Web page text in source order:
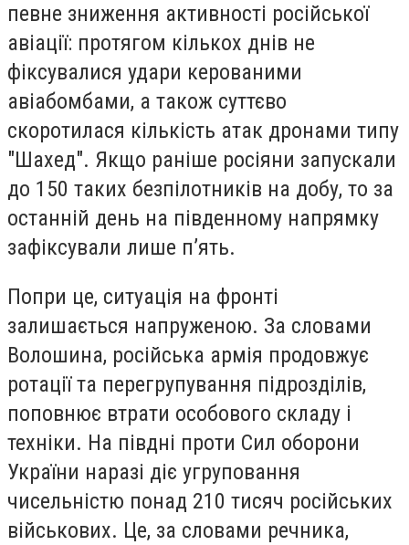
певне зниження активності російської
авіації: протягом кількох днів не
фіксувалися удари керованими
авіабомбами, а також суттєво
скоротилася кількість атак дронами типу
"Шахед". Якщо раніше росіяни запускали
до 150 таких безпілотників на добу, то за
останній день на південному напрямку
зафіксували лише п’ять.
Попри це, ситуація на фронті
залишається напруженою. За словами
Волошина, російська армія продовжує
ротації та перегрупування підрозділів,
поповнює втрати особового складу і
техніки. На півдні проти Сил оборони
України наразі діє угруповання
чисельністю понад 210 тисяч російських
військових. Це, за словами речника,